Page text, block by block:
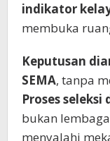
indikator
membuka
Keputusan
SEMA, tanpa
Proses
bukan
menyalahi